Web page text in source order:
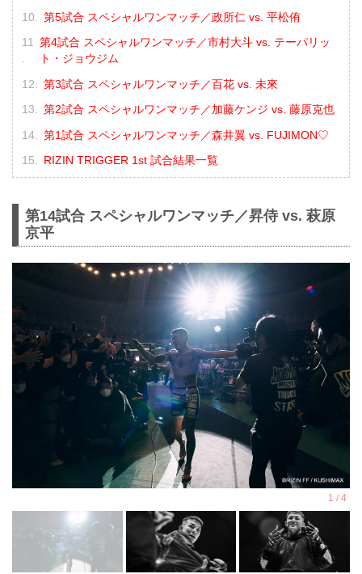
第5試合 スペシャルワンマッチ／政所仁 vs. 平松侑
第4試合 スペシャルワンマッチ／市村大斗 vs. テーパリッ
ト・ジョウジム
第3試合 スペシャルワンマッチ／百花 vs. 未來
第2試合 スペシャルワンマッチ／加藤ケンジ vs. 藤原克也
第1試合 スペシャルワンマッチ／森井翼 vs. FUJIMON♡
RIZIN TRIGGER 1st 試合結果一覧
第14試合 スペシャルワンマッチ／昇侍 vs. 萩原
京平